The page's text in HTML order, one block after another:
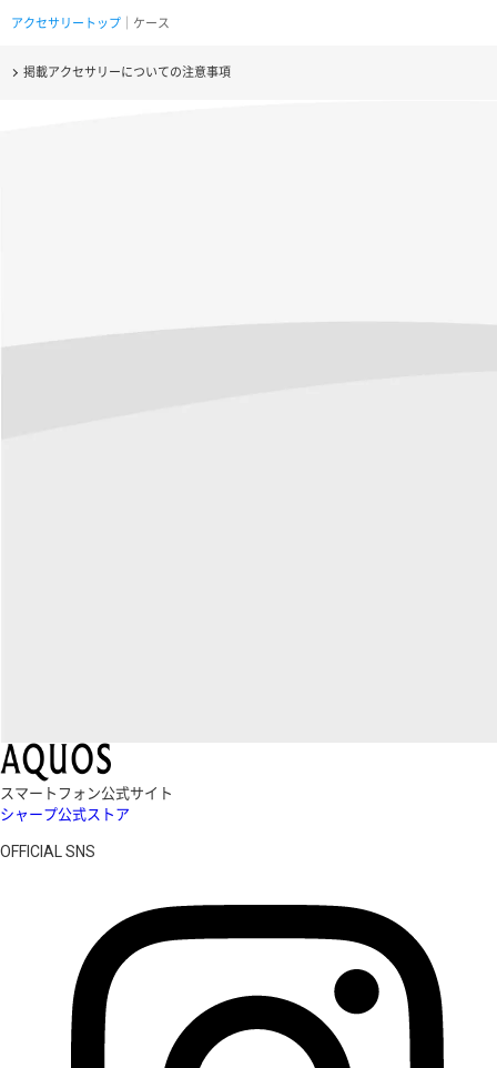
アクセサリートップ ｜ケース
掲載アクセサリーについての注意事項
スマートフォン公式サイト
シャープ公式ストア
OFFICIAL SNS